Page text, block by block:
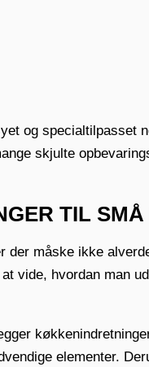
og specialtilpasset
skjulte
TIL
der måske ikke
vide, hvordan man
elementer.